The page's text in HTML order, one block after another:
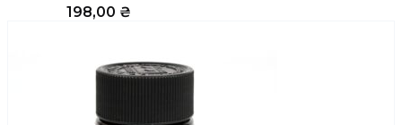
198,00 ₴